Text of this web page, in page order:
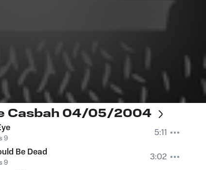
Casbah 04/05/2004
9
5:11
Be Dead
9
3:02